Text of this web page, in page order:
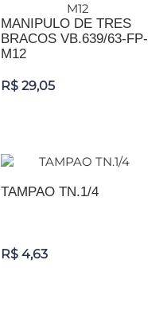
MANIPULO DE TRES
BRACOS VB.639/63-FP-
M12
R$ 29,05
TAMPAO TN.1/4
R$ 4,63